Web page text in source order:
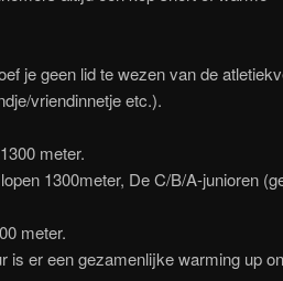
je geen lid te wezen van de
vriendinnetje etc.).
meter.
1300meter, De C/B/A-junioren
meter.
is er een gezamenlijke warming up